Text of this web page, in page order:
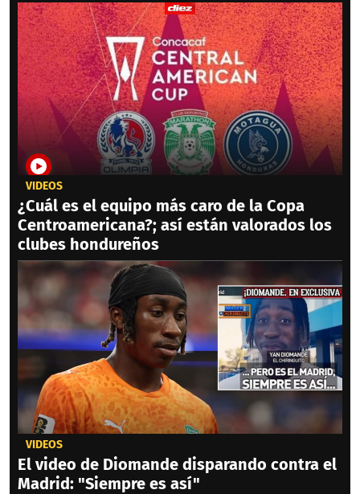
VIDEOS
¿Cuál es el equipo más caro de la Copa
Centroamericana?; así están valorados los
clubes hondureños
VIDEOS
El video de Diomande disparando contra el
Madrid: "Siempre es así"